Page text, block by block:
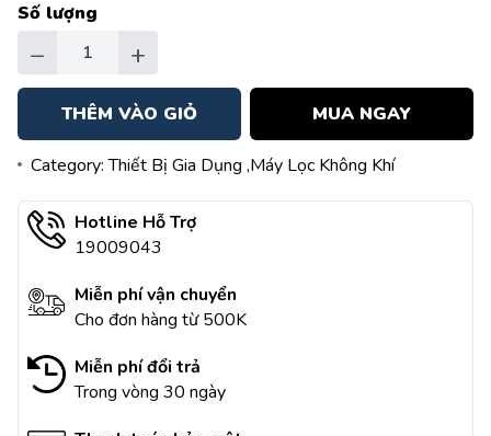
Số lượng
− +
THÊM VÀO GIỎ MUA NGAY
Category:Thiết Bị Gia Dụng ,Máy Lọc Không Khí
Hotline Hỗ Trợ
19009043
Miễn phí vận chuyển
Cho đơn hàng từ 500K
Miễn phí đổi trả
Trong vòng 30 ngày